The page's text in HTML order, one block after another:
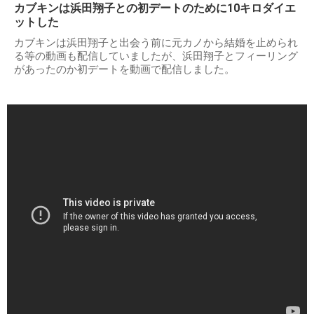
カブキンは浜田翔子との初デートのために10キロダイエ
ットした
カブキンは浜田翔子と出会う前に元カノから結婚を止められ
る等の動画も配信していましたが、浜田翔子とフィーリング
があったのか初デートを動画で配信しました。